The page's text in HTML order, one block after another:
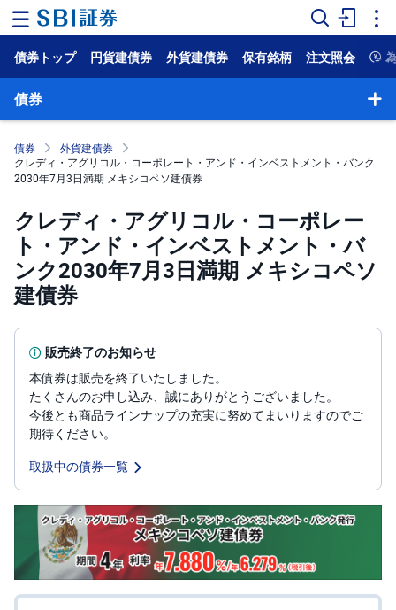
ー
ム
ー
ケ
ッ
ト
NISA
国
内
株
式
外
国
株
式
投
資
託
債
券
FX
お
債券トップ 円貨建債券 外貨建債券 保有銘柄 注文照会
債券
債券
外貨建債券
クレディ・アグリコル・コーポレート・アンド・インベストメント・バンク
2030年7月3日満期 メキシコペソ建債券
クレディ・アグリコル・コーポレー
ト・アンド・インベストメント・バ
ンク2030年7月3日満期 メキシコペソ
建債券
販売終了のお知らせ
本債券は販売を終了いたしました。
たくさんのお申し込み、誠にありがとうございました。
今後とも商品ラインナップの充実に努めてまいりますのでご
期待ください。
取扱中の債券一覧